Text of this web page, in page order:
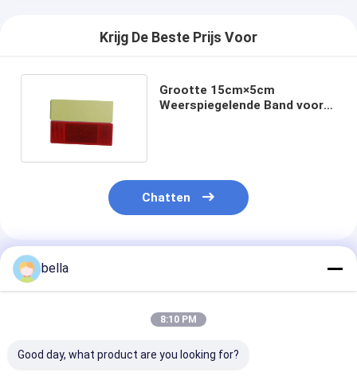
Krijg De Beste Prijs Voor
Grootte 15cm×5cm
Weerspiegelende Band voor
Chatten
Geadviseerde Producten
bella
8:10 PM
Good day, what product are you looking for?